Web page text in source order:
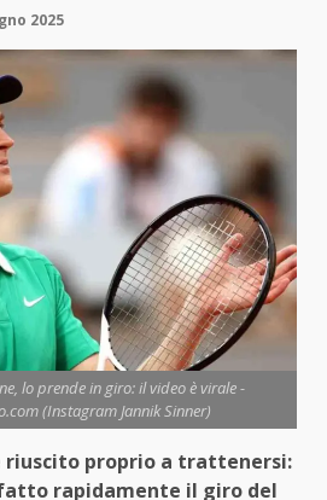
2025
lo prende in giro: il video è virale -
(Instagram Jannik Sinner)
riuscito proprio a trattenersi:
rapidamente il giro del